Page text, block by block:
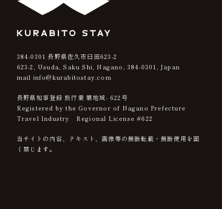
384-0301 長野県佐久市臼田623-2
623-2, Usuda, Saku Shi, Nagano, 384-0301
, Japan
mail info@kurabitostay.com
長野県知事登録 旅行業 第地域- 622号
Registered by the Governor of Nagano Prefecture
Travel Industry Regional License #622
当サイトの内容、テキスト、画像等の無断転載・無断使用を固
く禁じます。